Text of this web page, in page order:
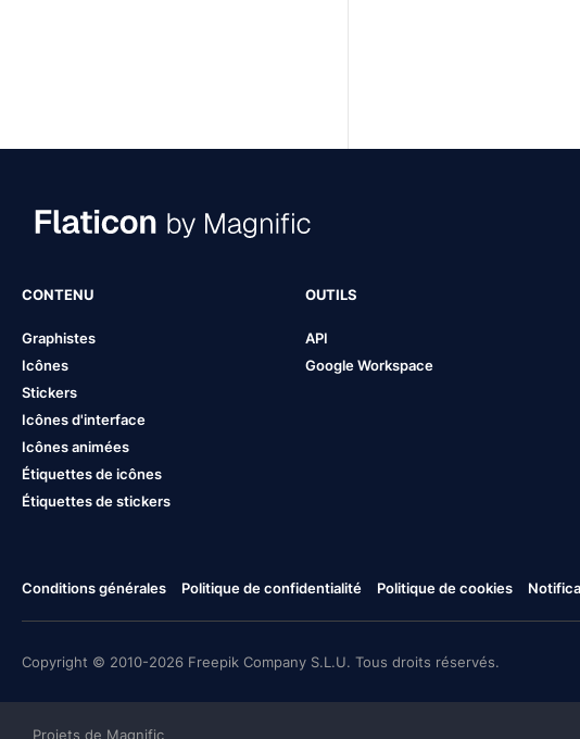
CONTENU
Graphistes
Icônes
Stickers
Icônes d'interface
Icônes animées
Étiquettes de icônes
Étiquettes de stickers
OUTILS
API
Google Workspace
Conditions générales Politique de confidentialité Politique de cookies
Copyright © 2010-2026 Freepik Company S.L.U. Tous droits réservés.
Projets de Magnific